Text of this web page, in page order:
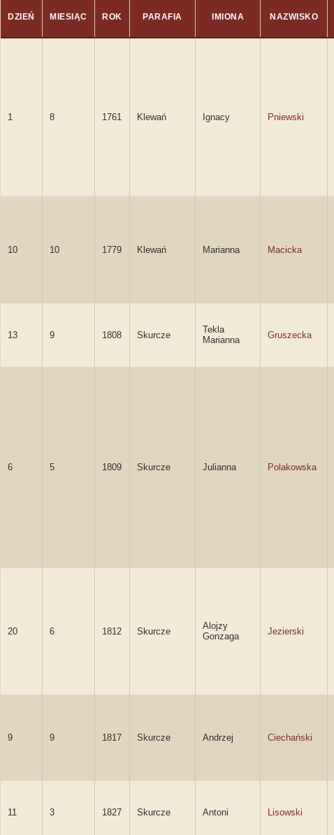
DZIEŃ MIESIĄC ROK PARAFIA IMIONA NAZWISKO
1 8 1761 Klewań Ignacy Pniewski
10 10 1779 Klewań Marianna Macicka
13 9 1808 Skurcze
Tekla
Marianna
Gruszecka
6 5 1809 Skurcze Julianna Polakowska
20 6 1812 Skurcze
Alojzy
Gonzaga
Jezierski
9 9 1817 Skurcze Andrzej Ciechański
11 3 1827 Skurcze Antoni Lisowski